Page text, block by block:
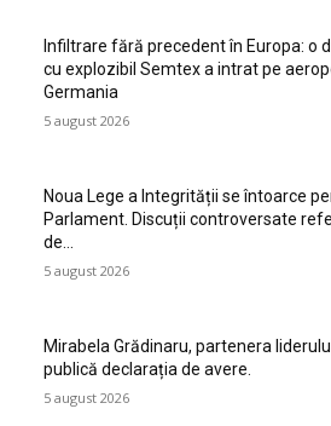
Infiltrare fără precedent în Europa: o
cu explozibil Semtex a intrat pe
Germania
5 august 2026
Noua Lege a Integrității se întoarce
Parlament. Discuții controversate
de…
5 august 2026
Mirabela Grădinaru, partenera
publică declarația de avere.
5 august 2026